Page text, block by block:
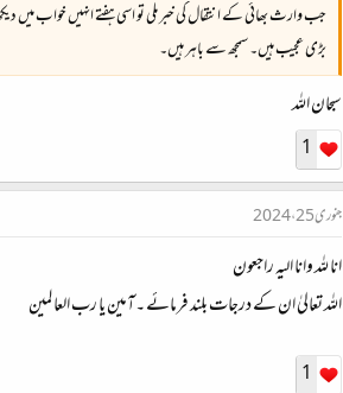
جب وارث بھائی کے انتقال کی خبر ملی تو اسی ہفتے انہیں خواب
بڑی عجیب ہیں۔ سمجھ سے باہر ہیں۔
سبحان اللہ
1
جنوری 25، 2024
انا لله وانا اليه راجعون
اللہ تعالیٰ ان کے درجات بلند فرمائے ۔آمین یا رب العا لمین
1